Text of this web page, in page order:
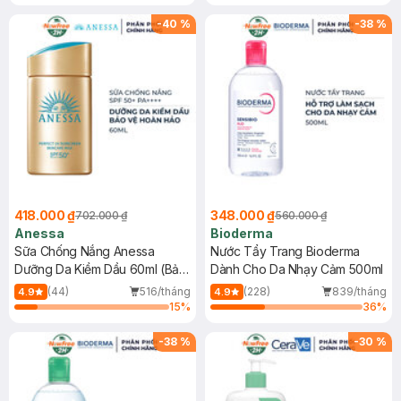
SPF 50+ 20ml (SL Có Hạn)
(SL có hạn)
-40 %
418.000 ₫702.000 ₫
Anessa
Sữa Chống Nắng Anessa
Dưỡng Da Kiềm Dầu 60ml (Bản
Mới)
4.9 (44)
516/tháng
15%
-38 %
348.000 ₫560.000 ₫
Bioderma
Nước Tẩy Trang Bioderma
Dành Cho Da Nhạy Cảm 500ml
4.9 (228)
839/tháng
36%
-38 % -30 %